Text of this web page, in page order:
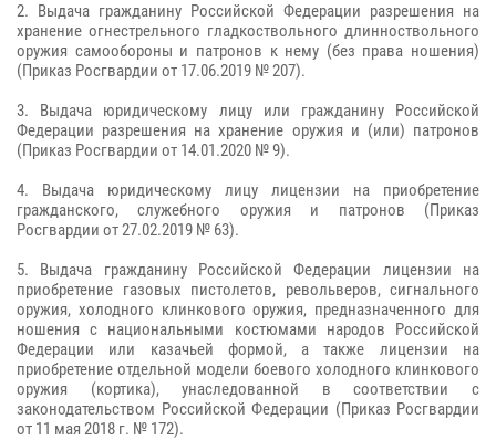
2. Выдача гражданину Российской Федерации разрешения на
хранение огнестрельного гладкоствольного длинноствольного
оружия самообороны и патронов к нему (без права ношения)
(Приказ Росгвардии от 17.06.2019 № 207).
3. Выдача юридическому лицу или гражданину Российской
Федерации разрешения на хранение оружия и (или) патронов
(Приказ Росгвардии от 14.01.2020 № 9).
4. Выдача юридическому лицу лицензии на приобретение
гражданского, служебного оружия и патронов (Приказ
Росгвардии от 27.02.2019 № 63).
5. Выдача гражданину Российской Федерации лицензии на
приобретение газовых пистолетов, револьверов, сигнального
оружия, холодного клинкового оружия, предназначенного для
ношения с национальными костюмами народов Российской
Федерации или казачьей формой, а также лицензии на
приобретение отдельной модели боевого холодного клинкового
оружия (кортика), унаследованной в соответствии с
законодательством Российской Федерации (Приказ Росгвардии
от 11 мая 2018 г. № 172).